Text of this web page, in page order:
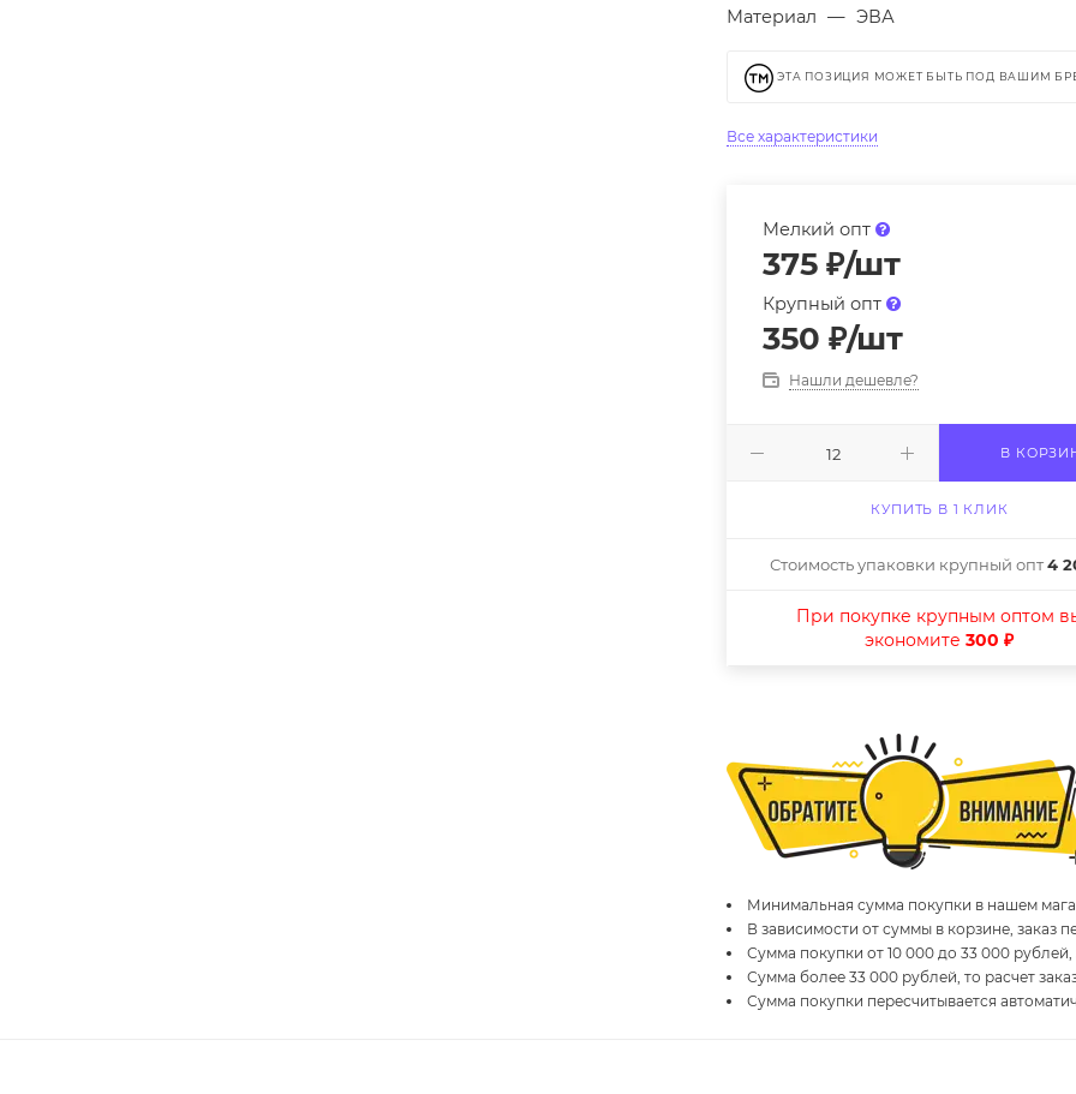
Материал — ЭВА
ЭТА ПОЗИЦИЯ МОЖЕТ БЫТЬ ПОД ВАШИМ
Все характеристики
Мелкий опт
375 ₽/шт
Крупный опт
350 ₽/шт
Нашли дешевле?
В
КУПИТЬ В 1 КЛИК
Стоимость упаковки крупный опт4
При покупке крупным оптом
экономите300 ₽
Минимальная сумма покупки в нашем
В зависимости от суммы в корзине, заказ
Сумма покупки от 10 000 до 33 000 рублей,
Сумма более 33 000 рублей, то расчет
Сумма покупки пересчитывается